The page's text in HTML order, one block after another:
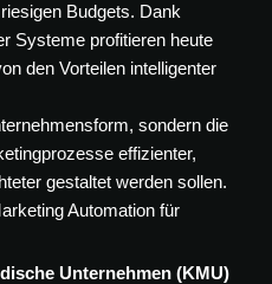
Budgets. Dank
Systeme profitieren heute
den Vorteilen intelligenter
sondern die
effizienter,
gestaltet werden sollen.
Automation für
Unternehmen (KMU)